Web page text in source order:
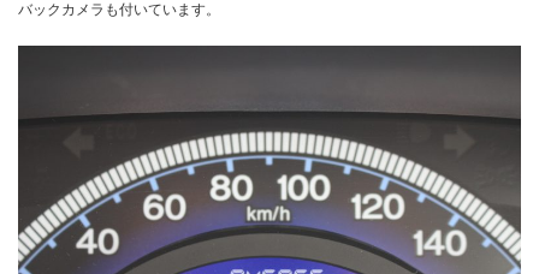
バックカメラも付いています。